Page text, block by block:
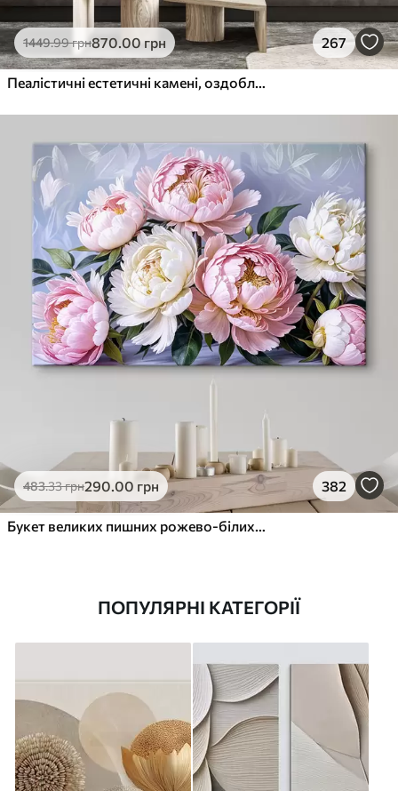
1449.99грн870.00 грн 267
Пеалістичні естетичні камені, оздоблення будинку, природне освітлення
483.33грн290.00 грн 382
Букет великих пишних рожево-білих квітів півонії із зеленим листям на м’якому розмитому фоні
ПОПУЛЯРНІ КАТЕГОРІЇ